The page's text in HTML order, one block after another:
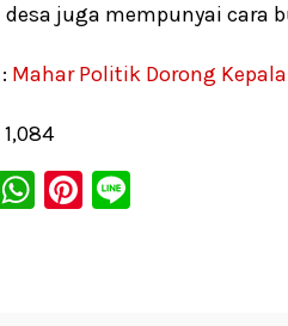
juga mempunyai cara
Mahar Politik Dorong
1,084
W Pi